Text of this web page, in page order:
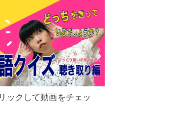
ックして動画をチェッ